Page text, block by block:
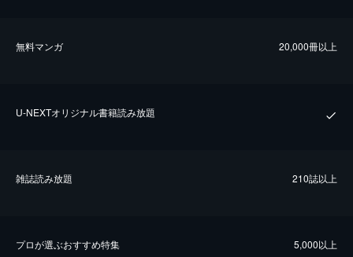
無料マンガ 20,000冊以上
U-NEXTオリジナル書籍読み放題
雑誌読み放題 210誌以上
プロが選ぶおすすめ特集 5,000以上